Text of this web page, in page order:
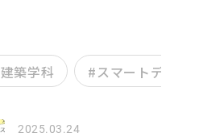
建築学科 #スマートデザイ
2025.03.24